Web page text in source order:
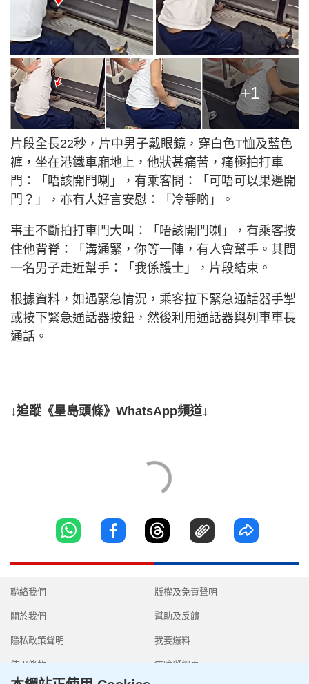
+1
片段全長22秒，片中男子戴眼鏡，穿白色T恤及藍色
褲，坐在港鐵車廂地上，他狀甚痛苦，痛極拍打車
門：「唔該開門喇」，有乘客問：「可唔可以果邊開
門？」，亦有人好言安慰：「冷靜啲」。
事主不斷拍打車門大叫：「唔該開門喇」，有乘客按
住他背脊：「溝通緊，你等一陣，有人會幫手。其間
一名男子走近幫手：「我係護士」，片段結束。
根據資料，如遇緊急情況，乘客拉下緊急通話器手掣
或按下緊急通話器按鈕，然後利用通話器與列車車長
通話。
↓追蹤《星島頭條》WhatsApp頻道↓
聯絡我們
關於我們
隱私政策聲明
使用條款
版權及免責聲明
幫助及反饋
我要爆料
無障礙網頁